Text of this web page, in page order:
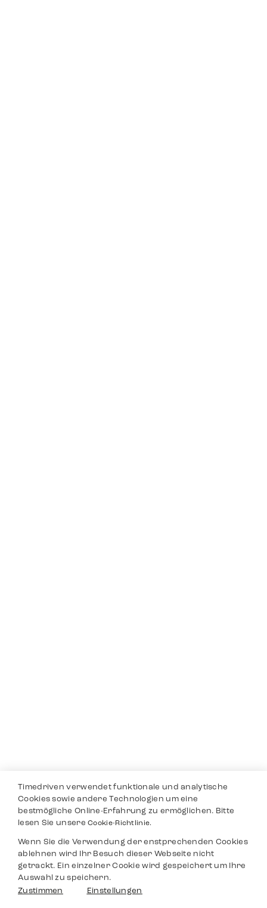
Timedriven verwendet funktionale und analytische
Cookies sowie andere Technologien um eine
bestmögliche Online-Erfahrung zu ermöglichen. Bitte
lesen Sie unsereCookie-Richtlinie.
Wenn Sie die Verwendung der enstprechenden Cookies
ablehnen wird Ihr Besuch dieser Webseite nicht
getrackt. Ein einzelner Cookie wird gespeichert um Ihre
Auswahl zu speichern.
Zustimmen
Einstellungen